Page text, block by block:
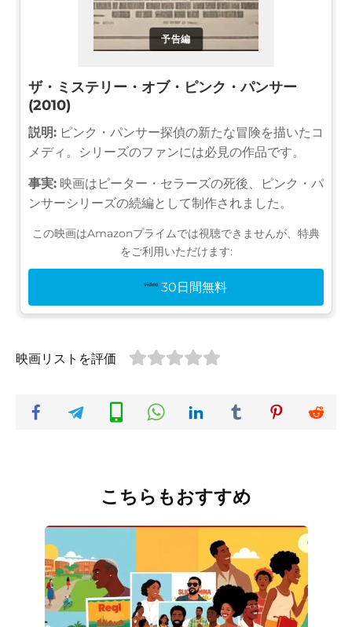
予告編
ザ・ミステリー・オブ・ピンク・パンサー
(2010)
説明: ピンク・パンサー探偵の新たな冒険を描いたコ
メディ。シリーズのファンには必見の作品です。
事実: 映画はピーター・セラーズの死後、ピンク・パ
ンサーシリーズの続編として制作されました。
この映画はAmazonプライムでは視聴できませんが、特典
をご利用いただけます:
30日間無料
映画リストを評価
こちらもおすすめ